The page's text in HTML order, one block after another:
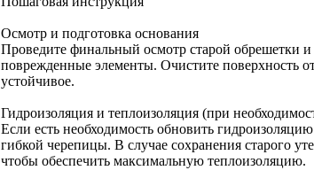
Осмотр и подготовка основания
Проведите финальный осмотр старой обрешетки
поврежденные элементы. Очистите поверхность
устойчивое.
Гидроизоляция и теплоизоляция (при
Если есть необходимость обновить
гибкой черепицы. В случае сохранения старого
чтобы обеспечить максимальную теплоизоляцию.